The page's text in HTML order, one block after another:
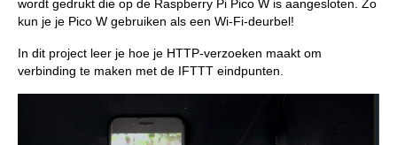
wordt gedrukt die op de Raspberry Pi Pico W is aangesloten. Zo
kun je je Pico W gebruiken als een Wi-Fi-deurbel!
In dit project leer je hoe je HTTP-verzoeken maakt om
verbinding te maken met de IFTTT eindpunten.